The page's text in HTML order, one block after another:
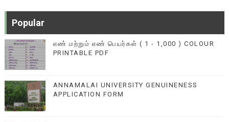
Popular
எண் மற்றும் எண் பெயர்கள் ( 1 - 1,000 ) COLOUR
PRINTABLE PDF
ANNAMALAI UNIVERSITY GENUINENESS
APPLICATION FORM